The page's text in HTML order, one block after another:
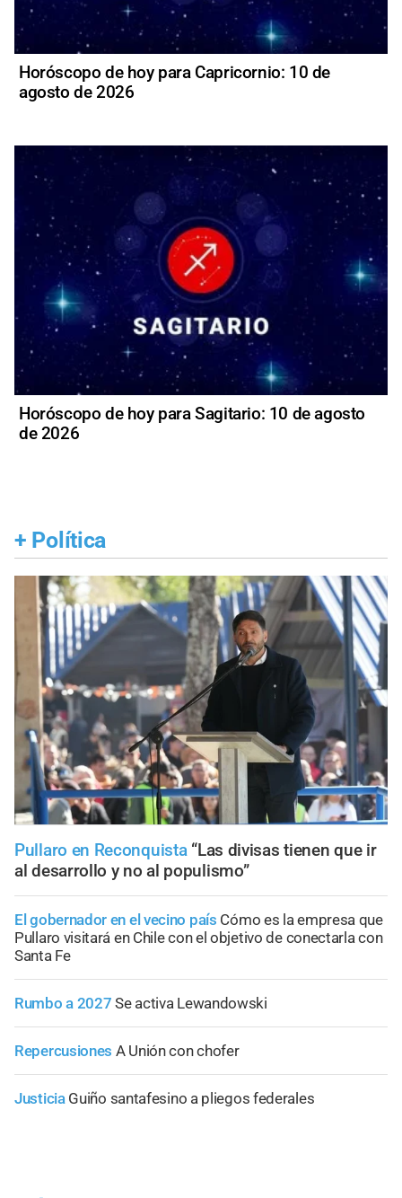
Horóscopo de hoy para Capricornio: 10 de
agosto de 2026
Horóscopo de hoy para Sagitario: 10 de agosto
de 2026
+ Política
Pullaro en Reconquista “Las divisas tienen que ir
al desarrollo y no al populismo”
El gobernador en el vecino país Cómo es la empresa que
Pullaro visitará en Chile con el objetivo de conectarla con
Santa Fe
Rumbo a 2027 Se activa Lewandowski
Repercusiones A Unión con chofer
Justicia Guiño santafesino a pliegos federales